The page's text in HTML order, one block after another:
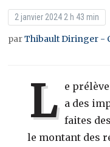
2 janvier 2024 2 h 43 min
parThibault Diringer -
L e
a des
faites
le montant des